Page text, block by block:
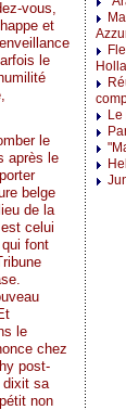
vous,
et
le
le
après le
belge
de la
celui
font
le
chez
post-
dixit sa
non